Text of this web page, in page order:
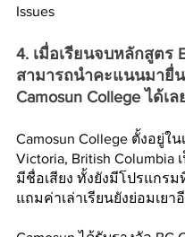
Issues
4. เมื่อเรียนจบหลักสูตร
สามารถนำคะแนนมายื่
Camosun College ได้เล
Camosun College ตั้งอยู่ใน
Victoria, British Columbia
มีชื่อเสียง ทั้งยังมีโปรแกร
แถมค่าเล่าเรียนยังย่อมเยา